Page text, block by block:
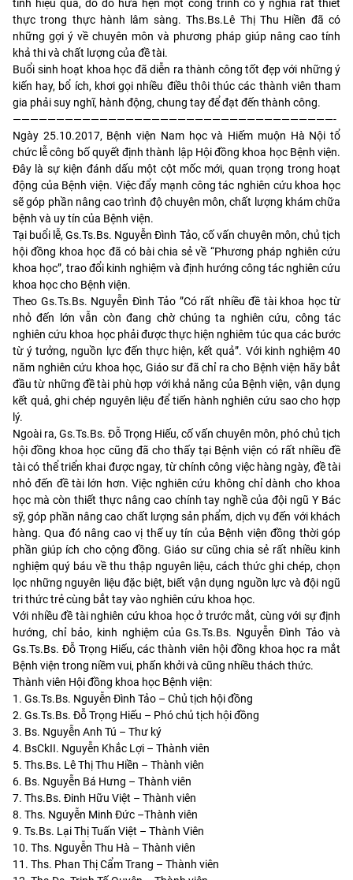
tính hiệu quả, do đó hứa hẹn một công trình có ý nghĩa rất thiết
thực trong thực hành lâm sàng. Ths.Bs.Lê Thị Thu Hiền đã có
những gợi ý về chuyên môn và phương pháp giúp nâng cao tính
khả thi và chất lượng của đề tài.
Buổi sinh hoạt khoa học đã diễn ra thành công tốt đẹp với những ý
kiến hay, bổ ích, khơi gọi nhiều điều thôi thúc các thành viên tham
gia phải suy nghĩ, hành động, chung tay để đạt đến thành công.
—————————————————————————————————————-
Ngày 25.10.2017, Bệnh viện Nam học và Hiếm muộn Hà Nội tổ
chức lễ công bố quyết định thành lập Hội đồng khoa học Bệnh viện.
Đây là sự kiện đánh dấu một cột mốc mới, quan trọng trong hoạt
động của Bệnh viện. Việc đẩy mạnh công tác nghiên cứu khoa học
sẽ góp phần nâng cao trình độ chuyên môn, chất lượng khám chữa
bệnh và uy tín của Bệnh viện.
Tại buổi lễ, Gs.Ts.Bs. Nguyễn Đình Tảo, cố vấn chuyên môn, chủ tịch
hội đồng khoa học đã có bài chia sẻ về “Phương pháp nghiên cứu
khoa học”, trao đổi kinh nghiệm và định hướng công tác nghiên cứu
khoa học cho Bệnh viện.
Theo Gs.Ts.Bs. Nguyễn Đình Tảo ”Có rất nhiều đề tài khoa học từ
nhỏ đến lớn vẫn còn đang chờ chúng ta nghiên cứu, công tác
nghiên cứu khoa học phải được thực hiện nghiêm túc qua các bước
từ ý tưởng, nguồn lực đến thực hiện, kết quả”. Với kinh nghiệm 40
năm nghiên cứu khoa học, Giáo sư đã chỉ ra cho Bệnh viện hãy bắt
đầu từ những đề tài phù hợp với khả năng của Bệnh viện, vận dụng
kết quả, ghi chép nguyên liệu để tiến hành nghiên cứu sao cho hợp
lý.
Ngoài ra, Gs.Ts.Bs. Đỗ Trọng Hiếu, cố vấn chuyên môn, phó chủ tịch
hội đồng khoa học cũng đã cho thấy tại Bệnh viện có rất nhiều đề
tài có thể triển khai được ngay, từ chính công việc hàng ngày, đề tài
nhỏ đến đề tài lớn hơn. Việc nghiên cứu không chỉ dành cho khoa
học mà còn thiết thực nâng cao chính tay nghề của đội ngũ Y Bác
sỹ, góp phần nâng cao chất lượng sản phẩm, dịch vụ đến với khách
hàng. Qua đó nâng cao vị thế uy tín của Bệnh viện đồng thời góp
phần giúp ích cho cộng đồng. Giáo sư cũng chia sẻ rất nhiều kinh
nghiệm quý báu về thu thập nguyên liệu, cách thức ghi chép, chọn
lọc những nguyên liệu đặc biệt, biết vận dụng nguồn lực và đội ngũ
tri thức trẻ cùng bắt tay vào nghiên cứu khoa học.
Với nhiều đề tài nghiên cứu khoa học ở trước mắt, cùng với sự định
hướng, chỉ bảo, kinh nghiệm của Gs.Ts.Bs. Nguyễn Đình Tảo và
Gs.Ts.Bs. Đỗ Trọng Hiếu, các thành viên hội đồng khoa học ra mắt
Bệnh viện trong niềm vui, phấn khởi và cũng nhiều thách thức.
Thành viên Hội đồng khoa học Bệnh viện:
1. Gs.Ts.Bs. Nguyễn Đình Tảo – Chủ tịch hội đồng
2. Gs.Ts.Bs. Đỗ Trọng Hiếu – Phó chủ tịch hội đồng
3. Bs. Nguyễn Anh Tú – Thư ký
4. BsCkII. Nguyễn Khắc Lợi – Thành viên
5. Ths.Bs. Lê Thị Thu Hiền – Thành viên
6. Bs. Nguyễn Bá Hưng – Thành viên
7. Ths.Bs. Đinh Hữu Việt – Thành viên
8. Ths. Nguyễn Minh Đức –Thành viên
9. Ts.Bs. Lại Thị Tuấn Việt – Thành Viên
10. Ths. Nguyễn Thu Hà – Thành viên
11. Ths. Phan Thị Cẩm Trang – Thành viên